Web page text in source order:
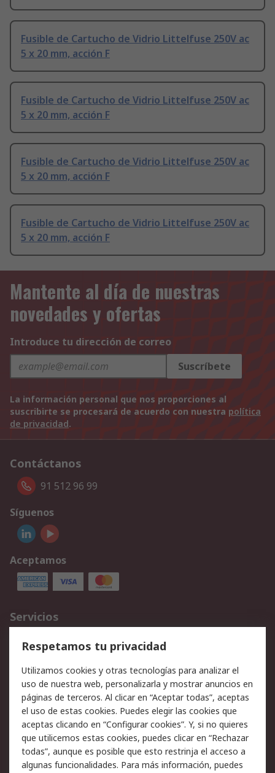
Fusible de Cartucho de Vidrio Littelfuse 250V ac
5 x 20 mm, acción F
Fusible de Cartucho de Vidrio Littelfuse 250V ac
5 x 20 mm, acción F
Fusible de Cartucho de Vidrio Littelfuse 250V ac
5 x 20 mm, acción F
Fusible de Cartucho de Vidrio Littelfuse 250V ac
5 x 20 mm, acción F
Mantente al día de nuestras
novedades y ofertas
Introduce tu dirección de correo
Suscríbete
La información personal que nos proporciones al
suscribirte se procesará de acuerdo con nuestra política
de privacidad.
Contáctanos
91 512 96 99
Síguenos
Aceptamos
Servicios
Cómo realizar pedidos
Devoluciones
Facturación y pago
Ofertas
Soporte técnico
Legal
Aviso legal
Política de privacidad -
Actualizada
Política sobre cookies
Seguridad de emails
Respetamos tu privacidad
Utilizamos cookies y otras tecnologías para analizar el
uso de nuestra web, personalizarla y mostrar anuncios en
páginas de terceros. Al clicar en “Aceptar todas”, aceptas
el uso de estas cookies. Puedes elegir las cookies que
aceptas clicando en “Configurar cookies”. Y, si no quieres
que utilicemos estas cookies, puedes clicar en “Rechazar
todas”, aunque es posible que esto restrinja el acceso a
algunas funcionalidades. Para más información, puedes